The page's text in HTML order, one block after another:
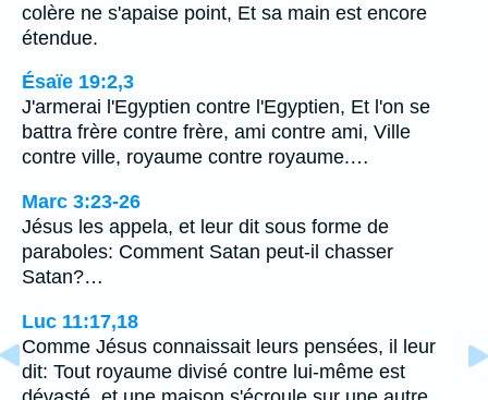
colère ne s'apaise point, Et sa main est encore
étendue.
Ésaïe 19:2,3
J'armerai l'Egyptien contre l'Egyptien, Et l'on se
battra frère contre frère, ami contre ami, Ville
contre ville, royaume contre royaume.…
Marc 3:23-26
Jésus les appela, et leur dit sous forme de
paraboles: Comment Satan peut-il chasser
Satan?…
Luc 11:17,18
Comme Jésus connaissait leurs pensées, il leur
dit: Tout royaume divisé contre lui-même est